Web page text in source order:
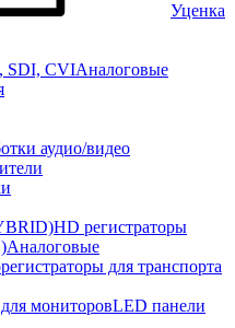
Уценка
SDI, CVIАналоговые
аудио/видео
HD регистраторы
Аналоговые
для транспорта
мониторовLED панели